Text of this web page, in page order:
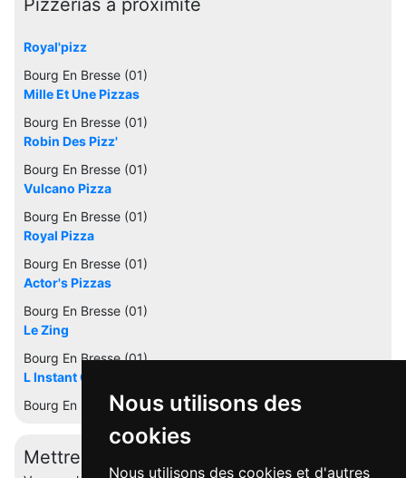
Nous utilisons des
cookies
Nous utilisons des cookies et d'autres
Royal'pizz
Bourg En Bresse (01)
Mille Et Une Pizzas
Bourg En Bresse (01)
Robin Des Pizz'
Bourg En Bresse (01)
Vulcano Pizza
Bourg En Bresse (01)
Royal Pizza
Bourg En Bresse (01)
Actor's Pizzas
Bourg En Bresse (01)
Le Zing
Bourg En Bresse (01)
L Instant Gourmand
Bourg En Bresse (01)
Mettre à jour cette fiche